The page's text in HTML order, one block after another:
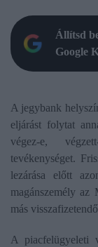
Állítsd
Google
A jegybank
eljárást folytat
végez-e,
tevékenységet.
lezárása előtt
magánszemély
más
A piacfelügyeleti